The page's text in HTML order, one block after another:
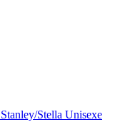
Stella Unisexe